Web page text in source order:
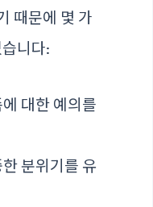
때문에 몇 가
니다:
대한 예의를
분위기를 유